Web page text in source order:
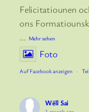
Felicitatiounen
ons
… Mehr sehen
Foto
Auf Facebook anzeigen ·
Wëll Sai